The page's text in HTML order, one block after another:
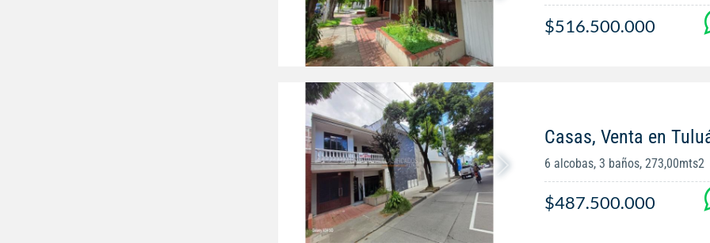
$516.500.000
Casas, Venta en
6 alcobas, 3 baños, 273,00mts2
$487.500.000